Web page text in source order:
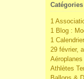
1
1 Blog :
1
29 février,
Athlètes